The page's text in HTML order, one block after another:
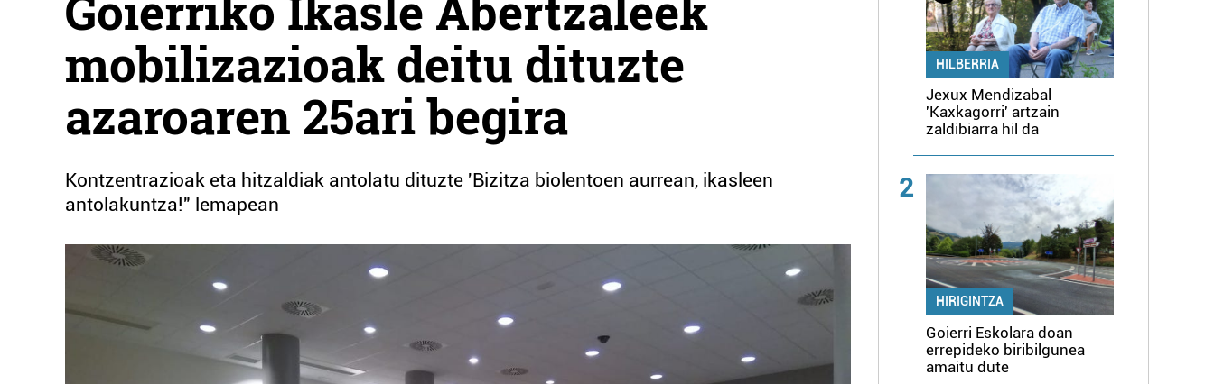
mobilizazioak deitu dituzte
azaroaren 25ari begira
Kontzentrazioak eta hitzaldiak antolatu dituzte 'Bizitza biolentoen aurrean, ikasleen
antolakuntza!" lemapean
HILBERRIA
Jexux Mendizabal
'Kaxkagorri' artzain
zaldibiarra hil da
2
HIRIGINTZA
Goierri Eskolara doan
errepideko biribilgunea
amaitu dute